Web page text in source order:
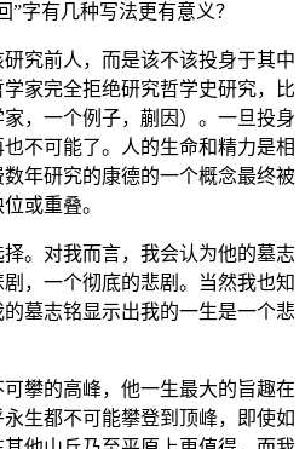
”字有几种写法更有意义？
究前人，而是该不该投身于其中
学家完全拒绝研究哲学史研究，比
，一个例子，蒯因）。一旦投身
不可能了。人的生命和精力是相
年研究的康德的一个概念最终被
或重叠。
。对我而言，我会认为他的墓志
，一个彻底的悲剧。当然我也知
墓志铭显示出我的一生是一个悲
攀的高峰，他一生最大的旨趣在
生都不可能攀登到顶峰，即使如